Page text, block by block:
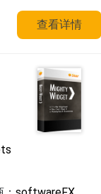
查看详情